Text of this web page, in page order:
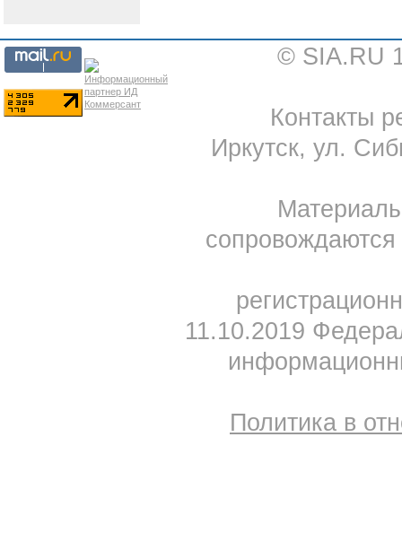
© SIA.RU
Контакты
Иркутск, ул.
11.10.2019
Политика в